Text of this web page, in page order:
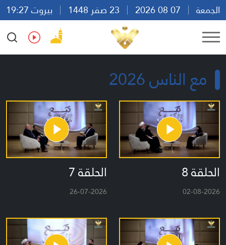
الجمعة
بيروت 19:27
Ar
En Fr Es
مع الناس 2026
الحلقة 8
02-08-2026
الحلقة 7
26-07-2026